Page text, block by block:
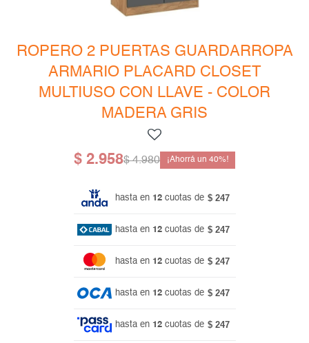
ROPERO 2 PUERTAS GUARDARROPA
ARMARIO PLACARD CLOSET
MULTIUSO CON LLAVE - COLOR
MADERA GRIS
$ 2.958$ 4.980 40
hasta en 12 cuotas de $ 247
hasta en 12 cuotas de $ 247
hasta en 12 cuotas de $ 247
hasta en 12 cuotas de $ 247
hasta en 12 cuotas de $ 247
Bibliotecas